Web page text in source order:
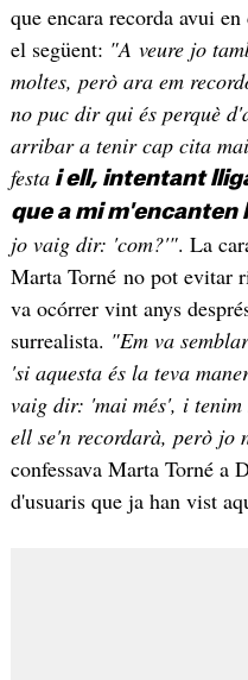
que encara recorda avui
el següent: "A veure jo
moltes, però ara em
no puc dir qui és perquè
arribar a tenir cap cita
festai ell, intentant
que a mi m'encanten
jo vaig dir: 'com?'". La
Marta Torné no pot evitar
va ocórrer vint anys
surrealista. "Em va
'si aquesta és la teva
vaig dir: 'mai més', i
ell se'n recordarà, però jo
confessava Marta Torné a
d'usuaris que ja han vist